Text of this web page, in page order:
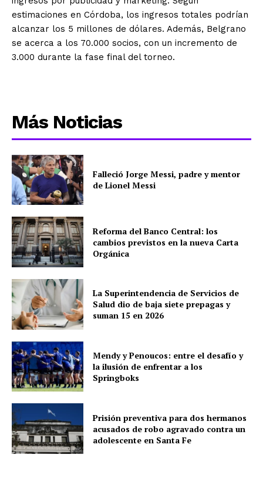
estimaciones en Córdoba, los ingresos totales podrían
alcanzar los 5 millones de dólares. Además, Belgrano
se acerca a los 70.000 socios, con un incremento de
3.000 durante la fase final del torneo.
Más Noticias
Falleció Jorge Messi, padre y mentor
de Lionel Messi
Reforma del Banco Central: los
cambios previstos en la nueva Carta
Orgánica
La Superintendencia de Servicios de
Salud dio de baja siete prepagas y
suman 15 en 2026
Mendy y Penoucos: entre el desafío y
la ilusión de enfrentar a los
Springboks
Prisión preventiva para dos hermanos
acusados de robo agravado contra un
adolescente en Santa Fe